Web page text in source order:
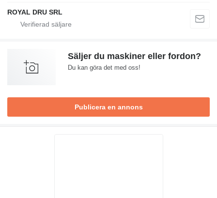
ROYAL DRU SRL
Säljer du maskiner eller fordon?
Du kan göra det med oss!
Publicera en annons